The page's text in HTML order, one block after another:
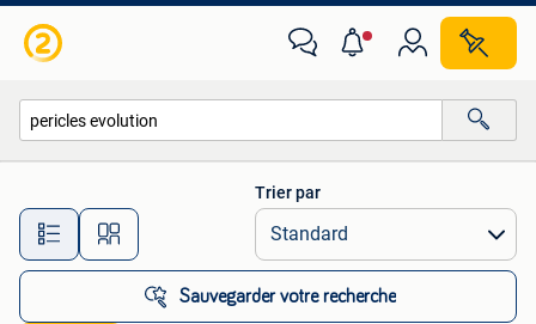
Toutes les distances…
Trier par
Sauvegarder votre recherche